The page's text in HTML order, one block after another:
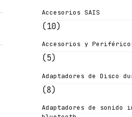
Accesorios SAIS
(10)
Accesorios y
(5)
Adaptadores de Disco
(8)
Adaptadores de sonido